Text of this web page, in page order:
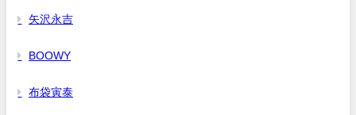
矢沢永吉
BOOWY
布袋寅泰